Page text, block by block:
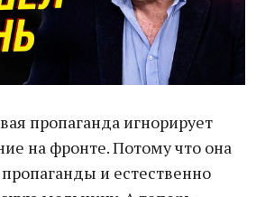
пропаганда игнорирует
на фронте. Потому что она
и естественно